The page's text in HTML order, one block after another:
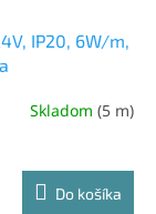
IP20, 6W/m,
Skladom (5 m)
Do košíka